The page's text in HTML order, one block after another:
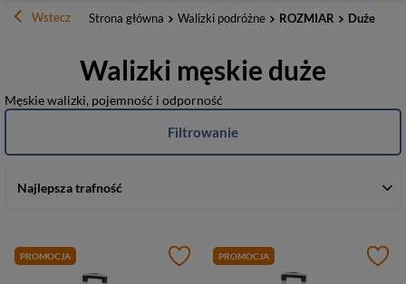
Wstecz Strona główna Walizki podróżne ROZMIAR Duże
Walizki męskie duże
Męskie walizki, pojemność i odporność
Najlepsza trafność
Filtrowanie
PROMOCJA PROMOCJA